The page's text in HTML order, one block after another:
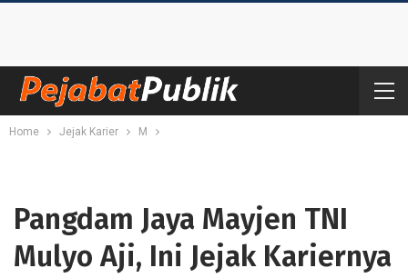
Home Jejak Karier M
Pangdam Jaya Mayjen TNI
Mulyo Aji, Ini Jejak Kariernya